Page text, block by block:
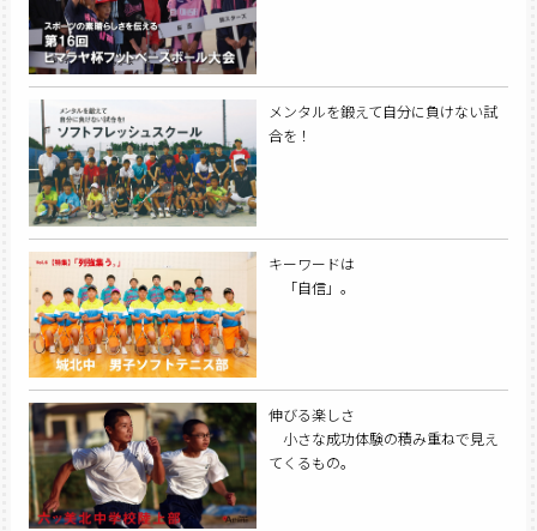
メンタルを鍛えて自分に負けない試
合を！
キーワードは
「自信」。
伸びる楽しさ
小さな成功体験の積み重ねで見え
てくるもの。